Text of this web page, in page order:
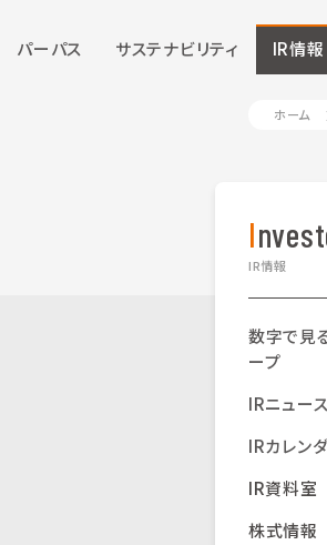
パーパス サステナビリティ IR情報
ホーム
IR情報
数字で見
ープ
IRニュース
IRカレン
IR資料室
株式情報